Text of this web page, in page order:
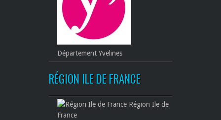
Département Yvelines
RÉGION ILE DE FRANCE
Région Ile de
France